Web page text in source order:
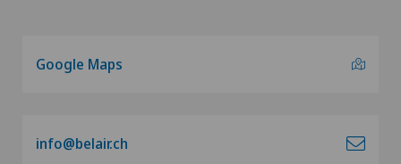
Google Maps
info@belair.ch